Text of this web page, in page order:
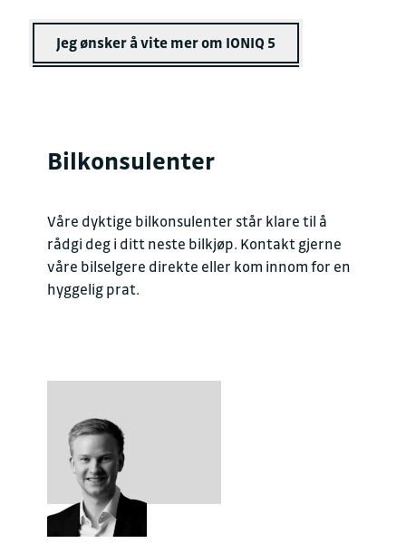
Jeg ønsker å vite mer om IONIQ 5
Bilkonsulenter
Våre dyktige bilkonsulenter står klare til å
rådgi deg i ditt neste bilkjøp. Kontakt gjerne
våre bilselgere direkte eller kom innom for en
hyggelig prat.